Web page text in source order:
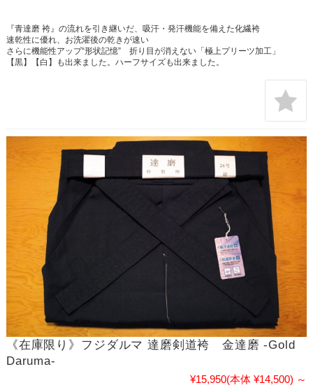
『青達磨 袴』の流れを引き継いだ、吸汗・発汗機能を備えた化繊袴
速乾性に優れ、お洗濯後の乾きが速い
さらに機能性アップ“形状記憶” 折り目が消えない「極上プリーツ加工」
【黒】【白】も出来ました。ハーフサイズも出来ました。
《在庫限り》フジダルマ 達磨剣道袴 金達磨 -Gold
Daruma-
¥15,950(本体 ¥14,500) ～